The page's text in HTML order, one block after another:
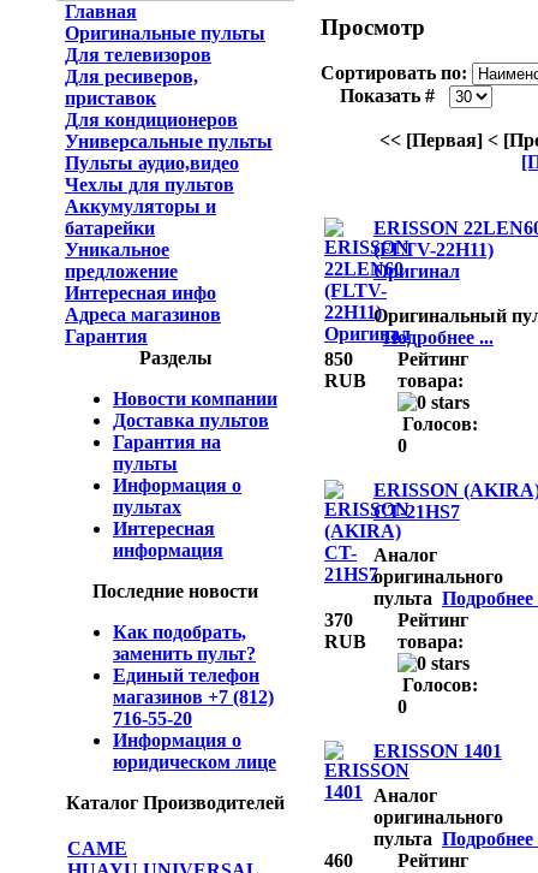
Главная
Оригинальные пульты
Для телевизоров
Для ресиверов,
приставок
Для кондиционеров
Универсальные пульты
Пульты аудио,видео
Чехлы для пультов
Аккумуляторы и
батарейки
Уникальное
предложение
Интересная инфо
Адреса магазинов
Гарантия
Разделы
Новости компании
Доставка пультов
Гарантия на
пульты
Информация о
пультах
Интересная
информация
Последние новости
Как подобрать,
заменить пульт?
Единый телефон
магазинов +7 (812)
716-55-20
Информация о
юридическом лице
Каталог Производителей
CAME
Просмотр
Сортировать по:
Показать #
<< [Первая] <
ERISSON
(FLTV-22H11)
Оригинал
Оригинальный
Подробнее ...
850
RUB
Рейтинг
товара:
Голосов:
0
ERISSON
CT-21HS7
Аналог
оригинального
пульта Подробнее
370
RUB
Рейтинг
товара:
Голосов:
0
ERISSON 1401
Аналог
оригинального
пульта Подробнее
460
Рейтинг